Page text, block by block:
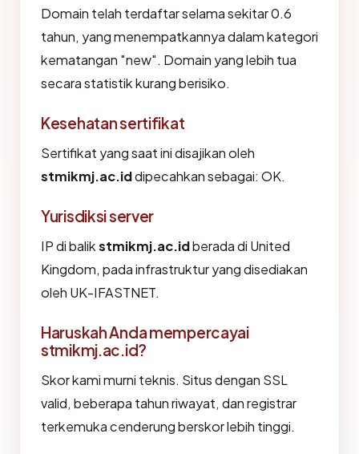
Domain telah terdaftar selama sekitar 0.6
tahun, yang menempatkannya dalam kategori
kematangan "new". Domain yang lebih tua
secara statistik kurang berisiko.
Kesehatan sertifikat
Sertifikat yang saat ini disajikan oleh
stmikmj.ac.iddipecahkan sebagai: OK.
Yurisdiksi server
IP di balikstmikmj.ac.idberada di United
Kingdom, pada infrastruktur yang disediakan
oleh UK-IFASTNET.
Haruskah Anda mempercayai
stmikmj.ac.id?
Skor kami murni teknis. Situs dengan SSL
valid, beberapa tahun riwayat, dan registrar
terkemuka cenderung berskor lebih tinggi.